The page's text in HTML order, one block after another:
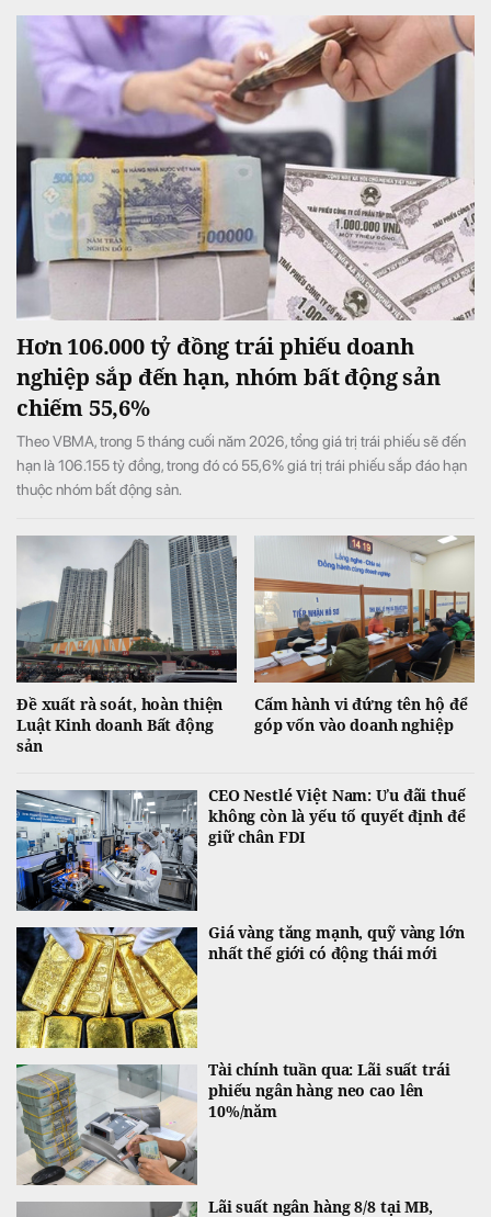
Hơn 106.000 tỷ đồng trái phiếu doanh
nghiệp sắp đến hạn, nhóm bất động sản
chiếm 55,6%
Theo VBMA, trong 5 tháng cuối năm 2026, tổng giá trị trái phiếu sẽ đến
hạn là 106.155 tỷ đồng, trong đó có 55,6% giá trị trái phiếu sắp đáo hạn
thuộc nhóm bất động sản.
Đề xuất rà soát, hoàn thiện
Luật Kinh doanh Bất động
sản
Cấm hành vi đứng tên hộ để
góp vốn vào doanh nghiệp
CEO Nestlé Việt Nam: Ưu đãi thuế
không còn là yếu tố quyết định để
giữ chân FDI
Giá vàng tăng mạnh, quỹ vàng lớn
nhất thế giới có động thái mới
Tài chính tuần qua: Lãi suất trái
phiếu ngân hàng neo cao lên
10%/năm
Lãi suất ngân hàng 8/8 tại MB,